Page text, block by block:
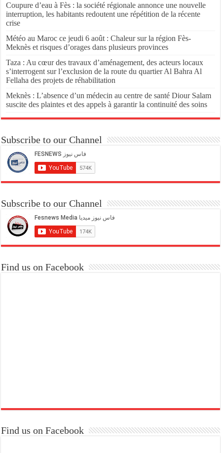
Coupure d’eau à Fès : la société régionale annonce une nouvelle
interruption, les habitants redoutent une répétition de la récente
crise
Météo au Maroc ce jeudi 6 août : Chaleur sur la région Fès-
Meknès et risques d’orages dans plusieurs provinces
Taza : Au cœur des travaux d’aménagement, des acteurs locaux
s’interrogent sur l’exclusion de la route du quartier Al Bahra Al
Fellaha des projets de réhabilitation
Meknès : L’absence d’un médecin au centre de santé Diour Salam
suscite des plaintes et des appels à garantir la continuité des soins
Subscribe to our Channel
Subscribe to our Channel
Find us on Facebook
Find us on Facebook